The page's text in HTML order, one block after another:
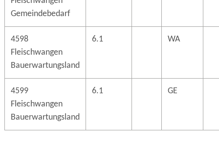
Gemeindebedarf
4598
Fleischwangen
Bauerwartungsland
6.1 WA
4599
Fleischwangen
Bauerwartungsland
6.1 GE